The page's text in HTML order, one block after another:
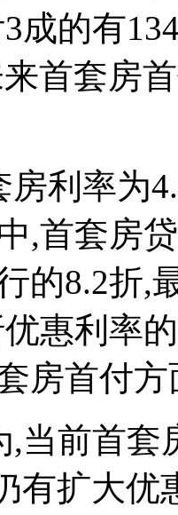
成的有
首套房
利率为
,首套房
的8.2折,
惠利率
房首付
,当前首
有扩大优